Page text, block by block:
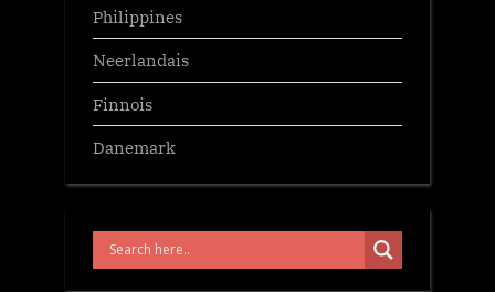
Philippines
Neerlandais
Finnois
Danemark